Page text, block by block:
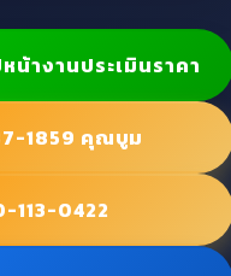
างานประเมินราคา
1859 คุณบูม
113-0422